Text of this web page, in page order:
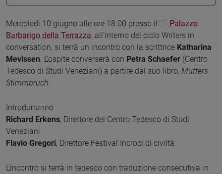
Mercoledì 10 giugno alle ore 18.00 presso il
Palazzo
Barbarigo della Terrazza, all'interno del ciclo Writers in
conversation, si terrà un incontro con la scrittrice Katharina
Mevissen. L'ospite converserà con Petra Schaefer (Centro
Tedesco di Studi Veneziani) a partire dal suo libro, Mutters
Stimmbruch.
Introdurranno
Richard Erkens, Direttore del Centro Tedesco di Studi
Veneziani
Flavio Gregori, Direttore Festival Incroci di civiltà
L’incontro si terrà in tedesco con traduzione consecutiva in